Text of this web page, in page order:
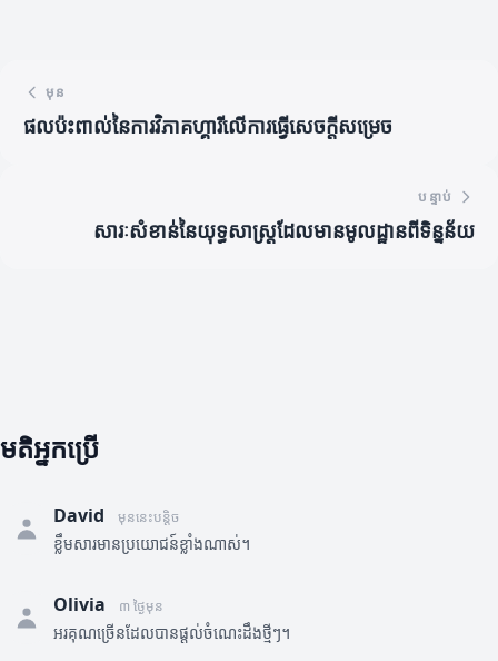
មុន
ផលប៉ះពាល់នៃការវិភាគហ្គារីលើការធ្វើសេចក្តីសម្រេច
បន្ទាប់
សារៈសំខាន់នៃយុទ្ធសាស្ត្រដែលមានមូលដ្ឋានពីទិន្នន័យ
មតិអ្នកប្រើ
David មុននេះបន្តិច
ខ្លឹមសារមានប្រយោជន៍ខ្លាំងណាស់។
Olivia ៣ ថ្ងៃមុន
អរគុណច្រើនដែលបានផ្តល់ចំណេះដឹងថ្មីៗ។